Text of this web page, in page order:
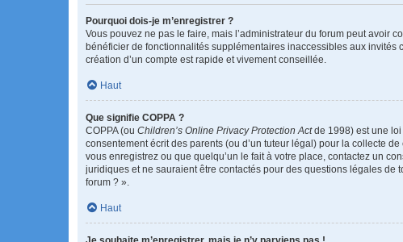
Pourquoi dois-je m’enregistrer ?
Vous pouvez ne pas le faire, mais l’administrateur du forum peut avoir
bénéficier de fonctionnalités supplémentaires inaccessibles aux invités
création d’un compte est rapide et vivement conseillée.
Haut
Que signifie COPPA ?
COPPA (ou Children’s Online Privacy Protection Actde 1998) est une loi
consentement écrit des parents (ou d’un tuteur légal) pour la collecte
vous enregistrez ou que quelqu’un le fait à votre place, contactez un
juridiques et ne sauraient être contactés pour des questions légales de
forum ? ».
Haut